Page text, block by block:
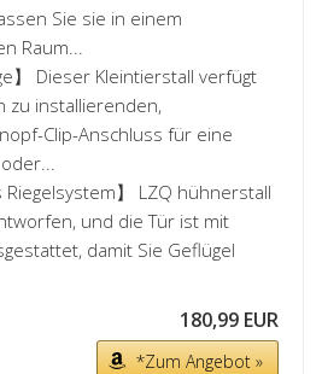
Sie sie in einem
Raum...
】 Dieser Kleintierstall verfügt
zu installierenden,
Clip-Anschluss für eine
Riegelsystem】 LZQ hühnerstall
und die Tür ist mit
damit Sie Geflügel
180,99 EUR
*Zum Angebot »